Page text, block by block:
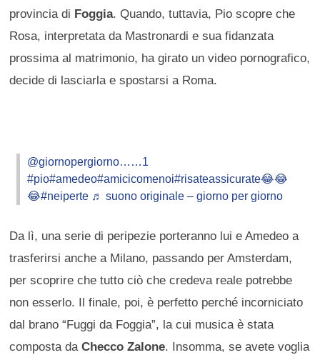
provincia di Foggia. Quando, tuttavia, Pio scopre che
Rosa, interpretata da Mastronardi e sua fidanzata
prossima al matrimonio, ha girato un video pornografico,
decide di lasciarla e spostarsi a Roma.
@giornopergiorno……1
#pio#amedeo#amicicomenoi#risateassicurate😂😂
😂#neiperte ♬ suono originale – giorno per giorno
Da lì, una serie di peripezie porteranno lui e Amedeo a
trasferirsi anche a Milano, passando per Amsterdam,
per scoprire che tutto ciò che credeva reale potrebbe
non esserlo. Il finale, poi, è perfetto perché incorniciato
dal brano “Fuggi da Foggia”, la cui musica è stata
composta daChecco Zalone. Insomma, se avete voglia